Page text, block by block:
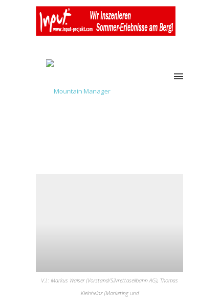
V.l.: Markus Walser (Vorstand/Silvrettaseilbahn AG), Thomas
Kleinheinz (Marketing und